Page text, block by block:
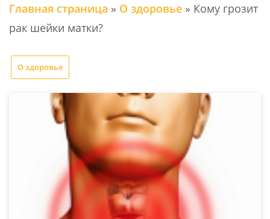
Главная страница » О здоровье » Кому грозит
рак шейки матки?
О здоровье